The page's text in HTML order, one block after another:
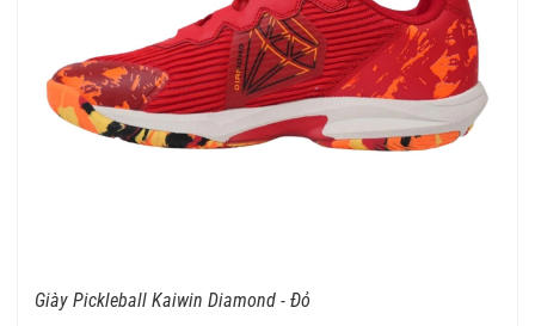
Giày Pickleball Kaiwin Diamond - Đỏ